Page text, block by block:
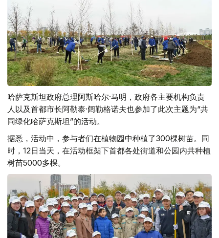
哈萨克斯坦政府总理阿斯哈尔·马明，政府各主要机构负责
人以及首都市长阿勒泰·阔勒格诺夫也参加了此次主题为“共
同绿化哈萨克斯坦”的活动。
据悉，活动中，参与者们在植物园中种植了300棵树苗。同
时，12日当天，在活动框架下首都各处街道和公园内共种植
树苗5000多棵。